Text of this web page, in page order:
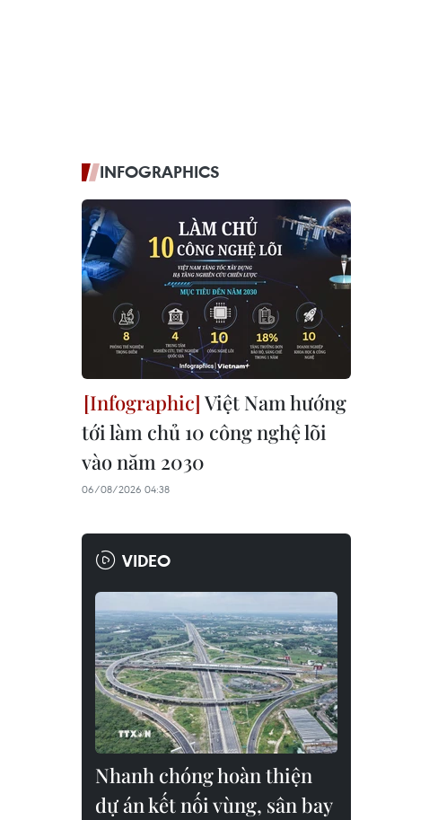
INFOGRAPHICS
Việt Nam hướng
tới làm chủ 10 công nghệ lõi
vào năm 2030
06/08/2026 04:38
VIDEO
Nhanh chóng hoàn thiện
dự án kết nối vùng, sân bay